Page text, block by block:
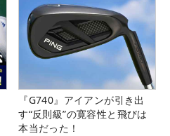
『G740』アイアンが引き出
す“反則級”の寛容性と飛びは
本当だった！